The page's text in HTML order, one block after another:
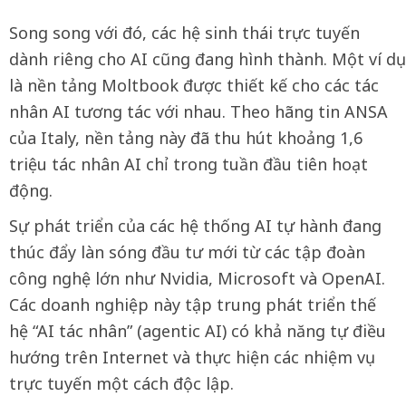
Song song với đó, các hệ sinh thái trực tuyến
dành riêng cho AI cũng đang hình thành. Một ví dụ
là nền tảng Moltbook được thiết kế cho các tác
nhân AI tương tác với nhau. Theo hãng tin ANSA
của Italy, nền tảng này đã thu hút khoảng 1,6
triệu tác nhân AI chỉ trong tuần đầu tiên hoạt
động.
Sự phát triển của các hệ thống AI tự hành đang
thúc đẩy làn sóng đầu tư mới từ các tập đoàn
công nghệ lớn như Nvidia, Microsoft và OpenAI.
Các doanh nghiệp này tập trung phát triển thế
hệ “AI tác nhân” (agentic AI) có khả năng tự điều
hướng trên Internet và thực hiện các nhiệm vụ
trực tuyến một cách độc lập.